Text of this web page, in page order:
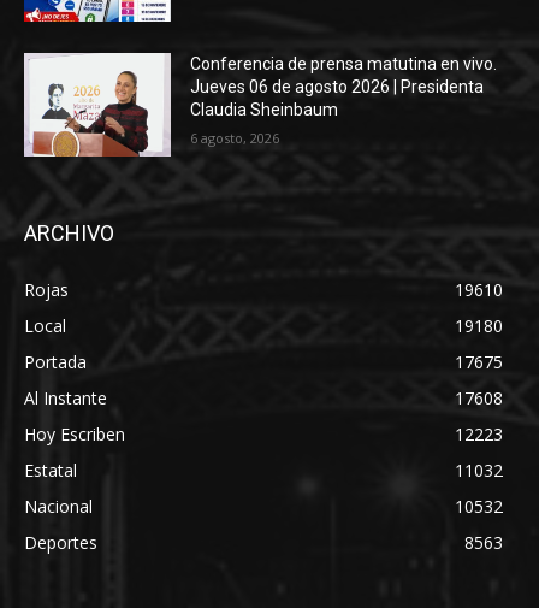
Conferencia de prensa matutina en vivo.
Jueves 06 de agosto 2026 | Presidenta
Claudia Sheinbaum
6 agosto, 2026
ARCHIVO
Rojas
19610
Local
19180
Portada
17675
Al Instante
17608
Hoy Escriben
12223
Estatal
11032
Nacional
10532
Deportes
8563